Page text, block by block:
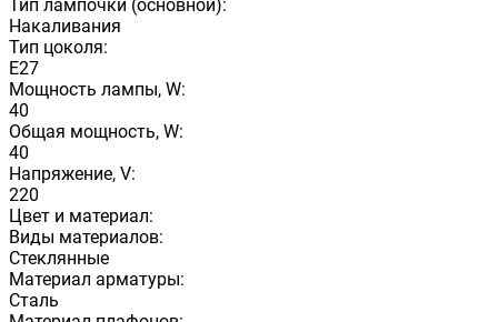
Тип лампочки (основной):
Накаливания
Тип цоколя:
E27
Мощность лампы, W:
40
Общая мощность, W:
40
Напряжение, V:
220
Цвет и материал:
Виды материалов:
Стеклянные
Материал арматуры:
Сталь